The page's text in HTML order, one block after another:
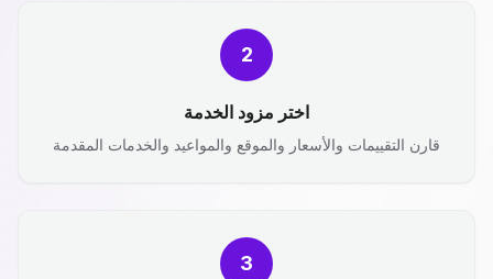
2
اختر مزود الخدمة
قارن التقييمات والأسعار والموقع والمواعيد والخدمات المقدمة
3